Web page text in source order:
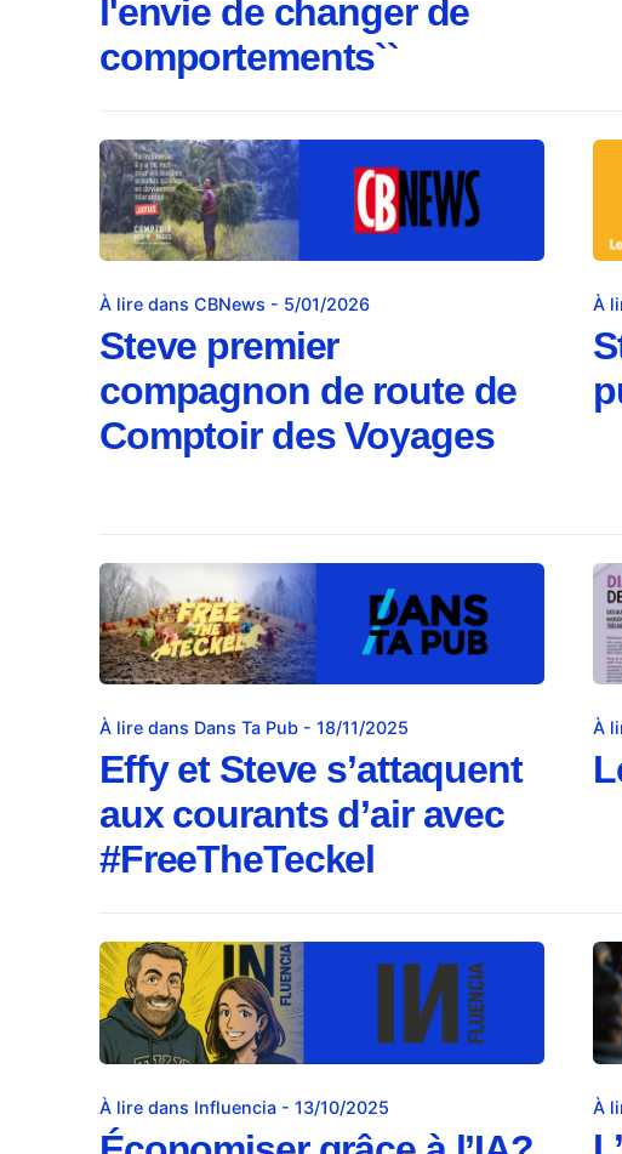
l'envie de changer de
comportements``
À lire dans CBNews - 5/01/2026
Steve premier
compagnon de route de
Comptoir des Voyages
À
À lire dans Dans Ta Pub - 18/11/2025
Effy et Steve s’attaquent
aux courants d’air avec
#FreeTheTeckel
À
À lire dans Influencia - 13/10/2025 À